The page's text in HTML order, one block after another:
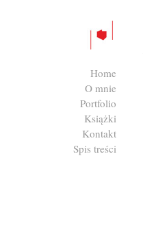
Home
O mnie
Portfolio
Książki
Kontakt
Spis treści